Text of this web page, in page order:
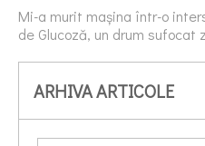
Mi-a murit mașina într-o
de Glucoză, un drum
ARHIVA ARTICOLE